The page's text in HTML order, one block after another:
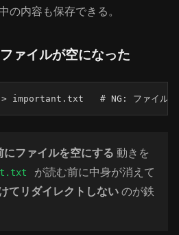
の内容も保存できる。
ァイルが空になった
# NG: ファイルが
にファイルを空にする 動きを
が読む前に中身が消えて
てリダイレクトしないのが鉄